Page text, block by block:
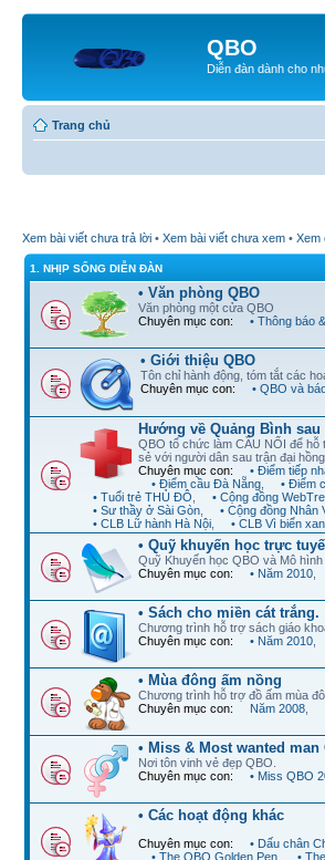
QBO
Diễn đàn dành cho
Trang chủ
Xem bài viết chưa trả lời • Xem bài viết chưa xem • Xem
1. NHỊP SỐNG DIỄN ĐÀN
• Văn phòng QBO
Văn phòng một cửa QBO
Chuyên mục con:
• Thông báo
• Giới thiệu QBO
Tôn chỉ hành động, tóm tắt các
Chuyên mục con:
• QBO và
Hướng về Quảng Bình sau
QBO tổ chức làm CẦU NỐI để
sẻ với người dân sau trận đại
Chuyên mục con:
• Điểm tiếp
• Điểm cầu Đà Nẵng
• Điểm
• Tuổi trẻ THỦ ĐÔ
• Cộng đồng
• Sư thầy ở Sài Gòn
• Cộng đồng Nhân
• CLB Lữ hành Hà Nội
• CLB Vì biển
• Quỹ khuyến học trực
Quỹ Khuyến học QBO và Mô
Chuyên mục con:
• Năm 2010
• Sách cho miền cát trắng.
Chương trình hỗ trợ sách giáo
Chuyên mục con:
• Năm 2010
• Mùa đông ấm nồng
Chương trình hỗ trợ đồ ấm mùa
Chuyên mục con:
Năm 2008
• Miss & Most wanted man
Nơi tôn vinh vẻ đẹp QBO.
Chuyên mục con:
• Miss QBO
• Các hoạt động khác
Chuyên mục con: • Dấu chân
• The QBO Golden Pen
•